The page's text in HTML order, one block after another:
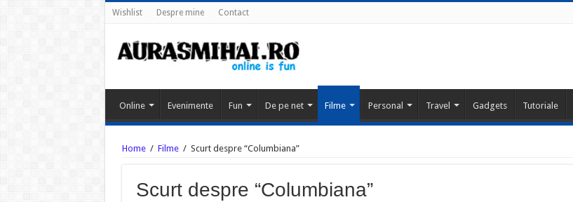
Wishlist Despre mine Contact
Online Evenimente Fun De pe net Filme Personal Travel Gadgets Tutoriale
Home / Filme / Scurt despre “Columbiana”
Scurt despre “Columbiana”